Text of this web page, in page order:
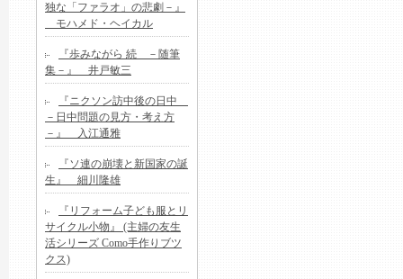
独な「ファラオ」の悲劇－』
モハメド・ヘイカル
『歩みながら 続 －随筆
集－』 井戸敏三
『ニクソン訪中後の日中
－日中問題の見方・考え方
－』 入江通雅
『ソ連の崩壊と新国家の誕
生』 細川隆雄
『リフォーム子ども服とリ
サイクル小物』 (主婦の友生
活シリーズ Como手作りブツ
クス)